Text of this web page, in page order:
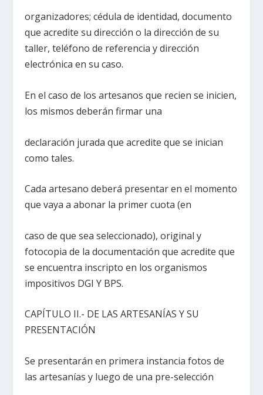
organizadores; cédula de identidad, documento
que acredite su dirección o la dirección de su
taller, teléfono de referencia y dirección
electrónica en su caso.
En el caso de los artesanos que recien se inicien,
los mismos deberán firmar una
declaración jurada que acredite que se inician
como tales.
Cada artesano deberá presentar en el momento
que vaya a abonar la primer cuota (en
caso de que sea seleccionado), original y
fotocopia de la documentación que acredite que
se encuentra inscripto en los organismos
impositivos DGI Y BPS.
CAPÍTULO II.- DE LAS ARTESANÍAS Y SU
PRESENTACIÓN
Se presentarán en primera instancia fotos de
las artesanías y luego de una pre-selección